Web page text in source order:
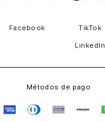
Facebook TikTok
LinkedIn
Métodos de pago